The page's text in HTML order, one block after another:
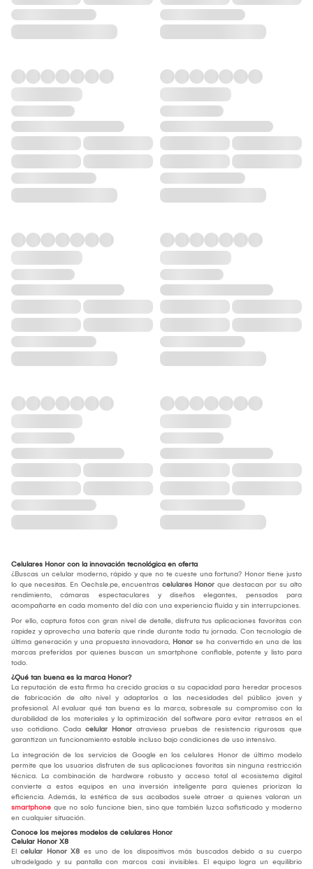
Celulares Honor con la innovación tecnológica en oferta
¿Buscas un celular moderno, rápido y que no te cueste una fortuna? Honor tiene justo
lo que necesitas. En Oechsle.pe, encuentras celulares Honor que destacan por su alto
rendimiento, cámaras espectaculares y diseños elegantes, pensados para
acompañarte en cada momento del día con una experiencia fluida y sin interrupciones.
Por ello, captura fotos con gran nivel de detalle, disfruta tus aplicaciones favoritas con
rapidez y aprovecha una batería que rinde durante toda tu jornada. Con tecnología de
última generación y una propuesta innovadora, Honor se ha convertido en una de las
marcas preferidas por quienes buscan un smartphone confiable, potente y listo para
todo.
¿Qué tan buena es la marca Honor?
La reputación de esta firma ha crecido gracias a su capacidad para heredar procesos
de fabricación de alto nivel y adaptarlos a las necesidades del público joven y
profesional. Al evaluar qué tan buena es la marca, sobresale su compromiso con la
durabilidad de los materiales y la optimización del software para evitar retrasos en el
uso cotidiano. Cada celular Honor atraviesa pruebas de resistencia rigurosas que
garantizan un funcionamiento estable incluso bajo condiciones de uso intensivo.
La integración de los servicios de Google en los celulares Honor de último modelo
permite que los usuarios disfruten de sus aplicaciones favoritas sin ninguna restricción
técnica. La combinación de hardware robusto y acceso total al ecosistema digital
convierte a estos equipos en una inversión inteligente para quienes priorizan la
eficiencia. Además, la estética de sus acabados suele atraer a quienes valoran un
smartphone que no solo funcione bien, sino que también luzca sofisticado y moderno
en cualquier situación.
Conoce los mejores modelos de celulares Honor
Celular Honor X8
El celular Honor X8 es uno de los dispositivos más buscados debido a su cuerpo
ultradelgado y su pantalla con marcos casi invisibles. El equipo logra un equilibrio